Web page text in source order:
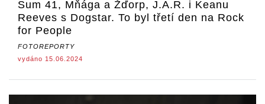
Sum 41, Mňága a Žďorp, J.A.R. i Keanu
Reeves s Dogstar. To byl třetí den na Rock
for People
FOTOREPORTY
vydáno 15.06.2024